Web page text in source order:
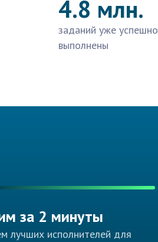
4.8 млн.
заданий уже успешно
выполнены
за 2 минуты
лучших исполнителей для